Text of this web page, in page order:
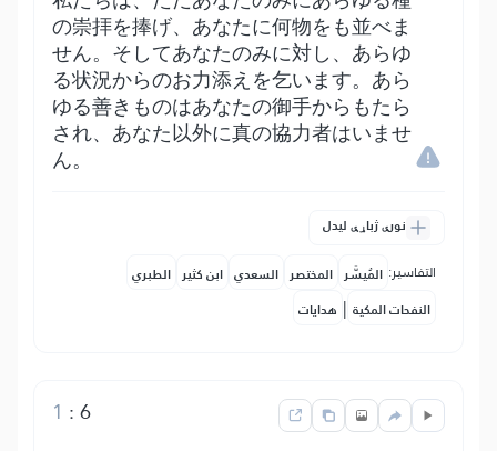
の崇拝を捧げ、あなたに何物をも並べま
せん。そしてあなたのみに対し、あらゆ
る状況からのお力添えを乞います。あら
ゆる善きものはあなたの御手からもたら
され、あなた以外に真の協力者はいませ
ん。
نورې ژباړې لیدل
التفاسير: المُيسَّر المختصر السعدي ابن كثير الطبري
النفحات المكية | هدايات
6
:
1